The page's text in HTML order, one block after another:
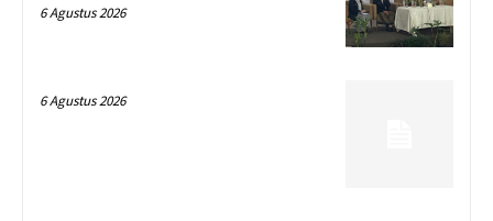
6 Agustus 2026
6 Agustus 2026